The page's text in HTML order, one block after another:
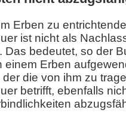
Erben zu
ist nicht als
Das bedeutet, so der
einem Erben
der die von ihm zu
betrifft, ebenfalls